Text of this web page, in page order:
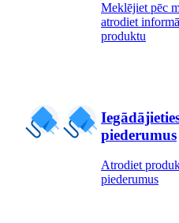
Meklējiet pēc
atrodiet
produktu
piederumus
Atrodiet
piederumus